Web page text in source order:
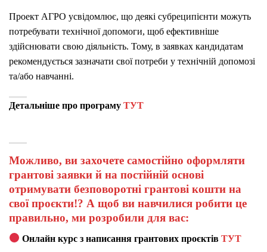
Проект АГРО усвідомлює, що деякі субреципієнти можуть
потребувати технічної допомоги, щоб ефективніше
здійснювати свою діяльність. Тому, в заявках кандидатам
рекомендується зазначати свої потреби у технічній допомозі
та/або навчанні.
Детальніше про програму ТУТ
Можливо, ви захочете самостійно оформляти
грантові заявки й на постійній основі
отримувати безповоротні грантові кошти на
свої проєкти!? А щоб ви навчилися робити це
правильно, ми розробили для вас:
Онлайн курс з написання грантових проєктівТУТ